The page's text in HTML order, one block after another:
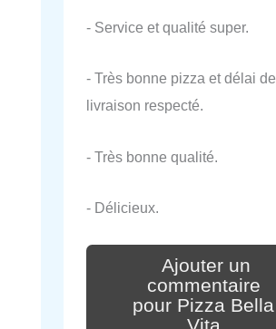
- Service et qualité super.
- Très bonne pizza et délai de
livraison respecté.
- Très bonne qualité.
- Délicieux.
Ajouter un
commentaire
pour Pizza Bella